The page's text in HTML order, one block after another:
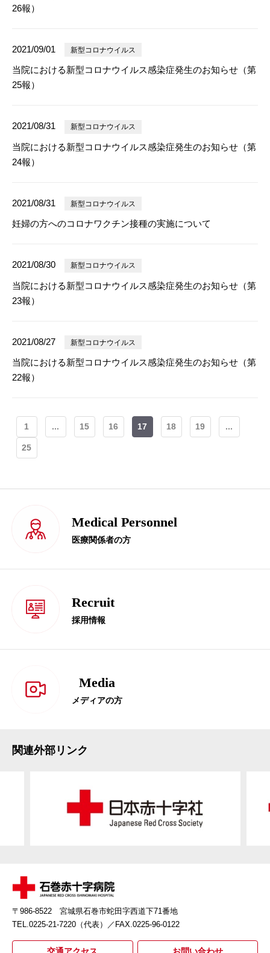
26報）
2021/09/01 新型コロナウイルス
当院における新型コロナウイルス感染症発生のお知らせ（第
25報）
2021/08/31 新型コロナウイルス
当院における新型コロナウイルス感染症発生のお知らせ（第
24報）
2021/08/31 新型コロナウイルス
妊婦の方へのコロナワクチン接種の実施について
2021/08/30 新型コロナウイルス
当院における新型コロナウイルス感染症発生のお知らせ（第
23報）
2021/08/27 新型コロナウイルス
当院における新型コロナウイルス感染症発生のお知らせ（第
22報）
1 ... 15 16 17 18 19 ...
25
Medical Personnel
医療関係者の方
Recruit
採用情報
Media
メディアの方
関連外部リンク
〒986-8522 宮城県石巻市蛇田字西道下71番地
TEL.0225-21-7220（代表）
／FAX.0225-96-0122
交通アクセス お問い合わせ